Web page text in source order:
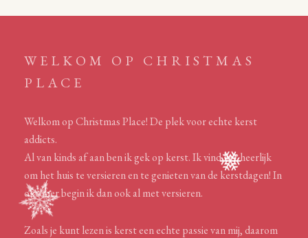
WELKOM OP CHRISTMAS
PLACE
Welkom op Christmas Place! De plek voor echte kerst
addicts.
Al van kinds af aan ben ik gek op kerst. Ik vind het heerlijk
om het huis te versieren en te genieten van de kerstdagen! In
oktober begin ik dan ook al met versieren.
Zoals je kunt lezen is kerst een echte passie van mij, daarom